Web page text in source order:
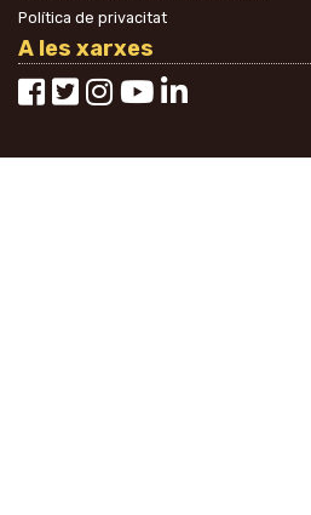
Política de privacitat
A les xarxes